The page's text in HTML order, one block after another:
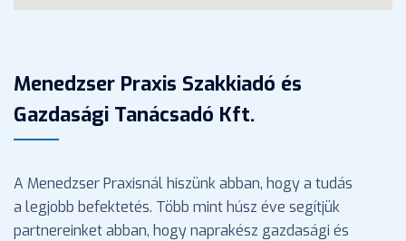
Menedzser Praxis Szakkiadó és
Gazdasági Tanácsadó Kft.
A Menedzser Praxisnál hiszünk abban, hogy a tudás
a legjobb befektetés. Több mint húsz éve segítjük
partnereinket abban, hogy naprakész gazdasági és